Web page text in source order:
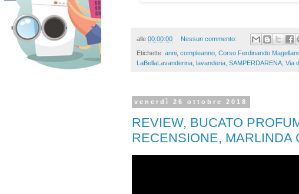
alle 00:00:00 Nessun commento:
Etichette: anni, compleanno, Corso Ferdinando
LaBellaLavanderina, lavanderia, SAMPERDARENA, Via
venerdì 26 ottobre 2018
REVIEW, BUCATO
RECENSIONE, MARLINDA